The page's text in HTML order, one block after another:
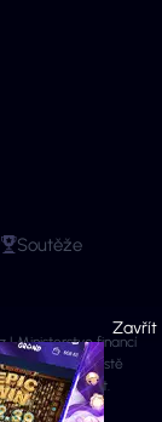
Soutěže
| Ministerstvo financí
Stránky mají čistě
starších 18 let.